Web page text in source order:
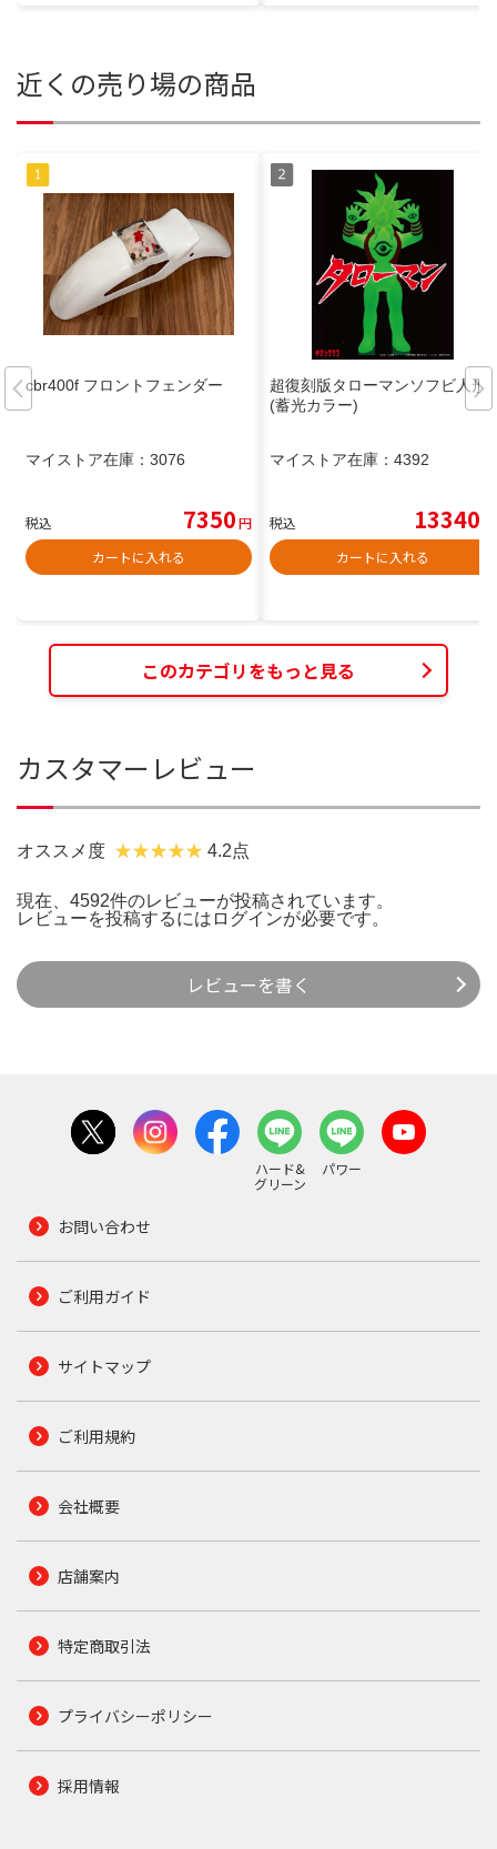
近くの売り場の商品
cbr400f フロントフェンダー
マイストア在庫： 3076
税込 7350円
カートに入れる
超復刻版タローマンソフビ人形
(蓄光カラー)
マイストア在庫： 4392
税込 13340
カートに入れる
このカテゴリをもっと見る
カスタマーレビュー
オススメ度 4.2点
現在、4592件のレビューが投稿されています。
レビューを投稿するには ログインが必要です。
レビューを書く
ハード&
グリーン
パワー
お問い合わせ
ご利用ガイド
サイトマップ
ご利用規約
会社概要
店舗案内
特定商取引法
プライバシーポリシー
採用情報